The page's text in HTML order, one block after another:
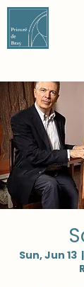
Sun, Jun 13
  |